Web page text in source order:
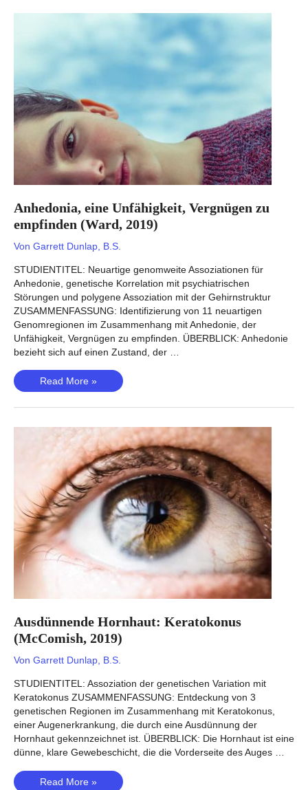
Anhedonia, eine Unfähigkeit, Vergnügen zu
empfinden (Ward, 2019)
Von Garrett Dunlap, B.S.
STUDIENTITEL: Neuartige genomweite Assoziationen für
Anhedonie, genetische Korrelation mit psychiatrischen
Störungen und polygene Assoziation mit der Gehirnstruktur
ZUSAMMENFASSUNG: Identifizierung von 11 neuartigen
Genomregionen im Zusammenhang mit Anhedonie, der
Unfähigkeit, Vergnügen zu empfinden. ÜBERBLICK: Anhedonie
bezieht sich auf einen Zustand, der …
Anhedonia,
eine
Unfähigkeit,
empfinden
(Ward,
2019)
Read More »
Ausdünnende Hornhaut: Keratokonus
(McComish, 2019)
Von Garrett Dunlap, B.S.
STUDIENTITEL: Assoziation der genetischen Variation mit
Keratokonus ZUSAMMENFASSUNG: Entdeckung von 3
genetischen Regionen im Zusammenhang mit Keratokonus,
einer Augenerkrankung, die durch eine Ausdünnung der
Hornhaut gekennzeichnet ist. ÜBERBLICK: Die Hornhaut ist eine
dünne, klare Gewebeschicht, die die Vorderseite des Auges …
Ausdünnende
Read More »